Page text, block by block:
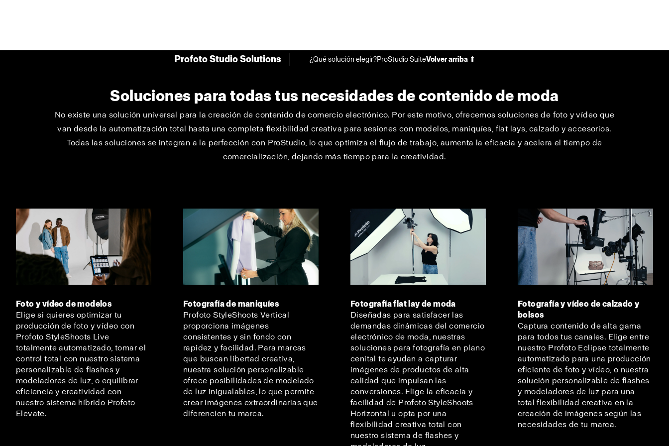
Profoto Studio Solutions ¿Qué solución elegir?ProStudio SuiteVolver arriba ⬆
Soluciones para todas tus necesidades de contenido de moda
No existe una solución universal para la creación de contenido de comercio electrónico. Por este motivo, ofrecemos soluciones de foto y vídeo que
van desde la automatización total hasta una completa flexibilidad creativa para sesiones con modelos, maniquíes, flat lays, calzado y accesorios.
Todas las soluciones se integran a la perfección con ProStudio, lo que optimiza el flujo de trabajo, aumenta la eficacia y acelera el tiempo de
comercialización, dejando más tiempo para la creatividad.
Foto y vídeo de modelos
Elige si quieres optimizar tu
producción de foto y vídeo con
Profoto StyleShoots Live
totalmente automatizado, tomar el
control total con nuestro sistema
personalizable de flashes y
modeladores de luz, o equilibrar
eficiencia y creatividad con
nuestro sistema híbrido Profoto
Elevate.
Fotografía de maniquíes
Profoto StyleShoots Vertical
proporciona imágenes
consistentes y sin fondo con
rapidez y facilidad. Para marcas
que buscan libertad creativa,
nuestra solución personalizable
ofrece posibilidades de modelado
de luz inigualables, lo que permite
crear imágenes extraordinarias que
diferencien tu marca.
Fotografía flat lay de moda
Diseñadas para satisfacer las
demandas dinámicas del comercio
electrónico de moda, nuestras
soluciones para fotografía en plano
cenital te ayudan a capturar
imágenes de productos de alta
calidad que impulsan las
conversiones. Elige la eficacia y
facilidad de Profoto StyleShoots
Horizontal u opta por una
flexibilidad creativa total con
nuestro sistema de flashes y
Fotografía y vídeo de calzado y
bolsos
Captura contenido de alta gama
para todos tus canales. Elige entre
nuestro Profoto Eclipse totalmente
automatizado para una producción
eficiente de foto y vídeo, o nuestra
solución personalizable de flashes
y modeladores de luz para una
total flexibilidad creativa en la
creación de imágenes según las
necesidades de tu marca.